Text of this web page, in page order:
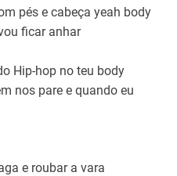
pés e cabeça yeah body
ficar anhar
Hip-hop no teu body
nos pare e quando eu
e roubar a vara